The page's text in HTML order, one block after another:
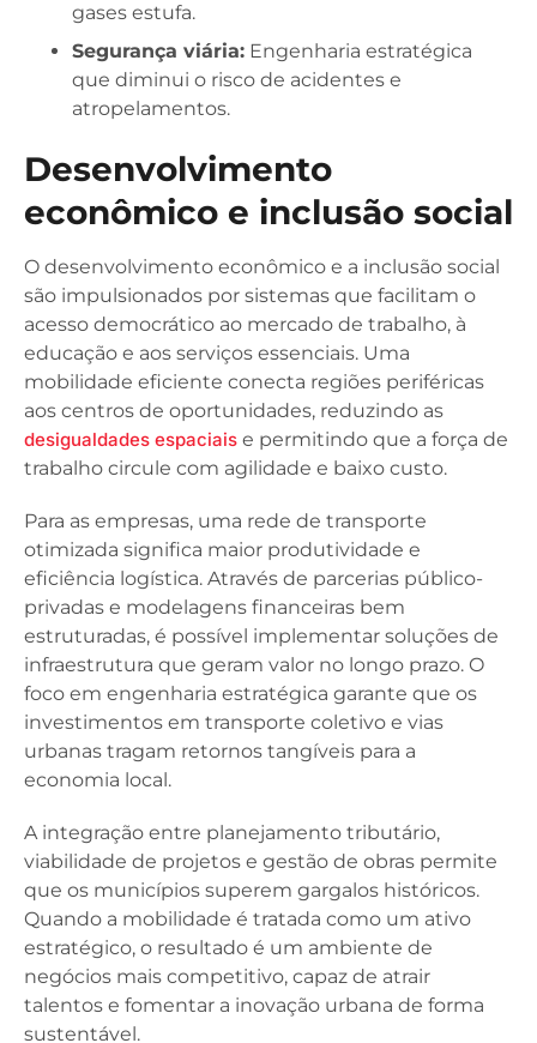
gases estufa.
Segurança viária: Engenharia estratégica
que diminui o risco de acidentes e
atropelamentos.
Desenvolvimento
econômico e inclusão social
O desenvolvimento econômico e a inclusão social
são impulsionados por sistemas que facilitam o
acesso democrático ao mercado de trabalho, à
educação e aos serviços essenciais. Uma
mobilidade eficiente conecta regiões periféricas
aos centros de oportunidades, reduzindo as
desigualdades espaciais e permitindo que a força de
trabalho circule com agilidade e baixo custo.
Para as empresas, uma rede de transporte
otimizada significa maior produtividade e
eficiência logística. Através de parcerias público-
privadas e modelagens financeiras bem
estruturadas, é possível implementar soluções de
infraestrutura que geram valor no longo prazo. O
foco em engenharia estratégica garante que os
investimentos em transporte coletivo e vias
urbanas tragam retornos tangíveis para a
economia local.
A integração entre planejamento tributário,
viabilidade de projetos e gestão de obras permite
que os municípios superem gargalos históricos.
Quando a mobilidade é tratada como um ativo
estratégico, o resultado é um ambiente de
negócios mais competitivo, capaz de atrair
talentos e fomentar a inovação urbana de forma
sustentável.